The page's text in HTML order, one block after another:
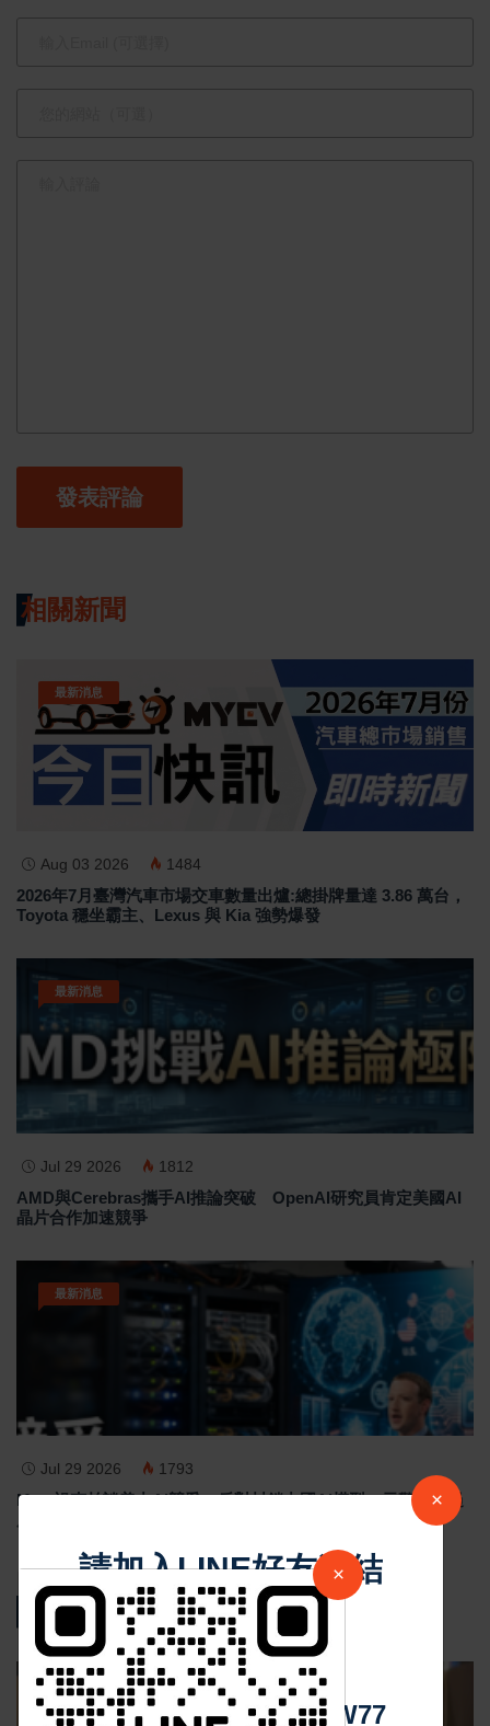
發表評論
相關新聞
最新消息
Aug 03 2026 1484
2026年7月臺灣汽車市場交車數量出爐:總掛牌量達 3.86 萬台，
Toyota 穩坐霸主、Lexus 與 Kia 強勢爆發
最新消息
Jul 29 2026 1812
AMD與Cerebras攜手AI推論突破 OpenAI研究員肯定美國AI
晶片合作加速競爭
最新消息
Jul 29 2026 1793
Meta祖克柏談美中AI競爭 反對封鎖中國AI模型 示警美國過
熱門新聞
影音新聞
×
請加入LINE好友連結
中 華 超 傳 媒
Https://reurl.cc/adqW77
×